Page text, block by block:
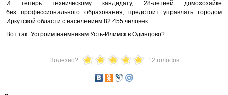
И теперь техническому кандидату, 28-летней домохозяйке
без профессионального образования, предстоит управлять городом
Иркутской области с населением 82 455 человек.
Вот так. Устроим наёмникам Усть-Илимск в Одинцово?
Полезно? 12 голосов